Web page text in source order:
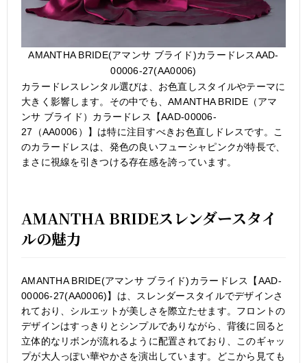
AMANTHA BRIDE(アマンサ ブライド)カラードレスAAD-
00006-27(AA0006)
カラードレスレンタル選びは、お色直しスタイルやテーマに
大きく影響します。その中でも、AMANTHA BRIDE（アマ
ンサ ブライド）カラードレス【AAD-00006-
27（AA0006）】は特に注目すべきお色直しドレスです。こ
のカラードレスは、発色の良いフューシャピンクが特長で、
まさに視線を引きつける存在感を誇っています。
AMANTHA BRIDEスレンダースタイ
ルの魅力
AMANTHA BRIDE(アマンサ ブライド)カラードレス【AAD-
00006-27(AA0006)】は、スレンダースタイルでデザインさ
れており、シルエットが美しさを際立たせます。フロントの
デザインはすっきりとシンプルでありながら、背後に回ると
立体的なリボンが流れるように配置されており、このギャッ
プが大人っぽい華やかさを演出しています。どこから見ても